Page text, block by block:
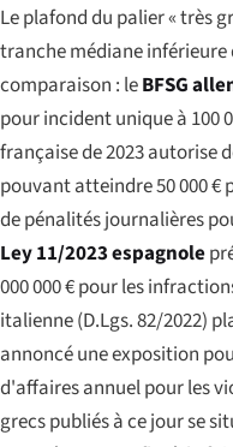
Le plafond du palier « très
tranche médiane inférieure
comparaison : leBFSG
pour incident unique à 100
française de 2023 autorise
pouvant atteindre 50 000
de pénalités journalières
Ley 11/2023 espagnole
000 000 € pour les
italienne (D.Lgs. 82/2022)
annoncé une exposition
d'affaires annuel pour les
grecs publiés à ce jour se